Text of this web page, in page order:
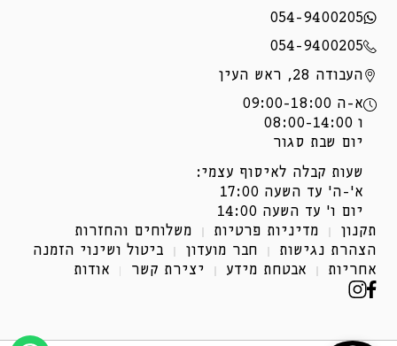
תקנון מדיניות פרטיות
משלוחים והחזרות
הצהרת נגישות
חבר מועדון
ביטול ושינוי הזמנה
אחריות
אבטחת מידע יצירת קשר אודות
פייסבוק
אינסטגרם
054-9400205
054-9400205
העבודה 28, ראש העין
א-ה 09:00-18:00
ו 08:00-14:00
יום שבת סגור
שעות קבלה לאיסוף עצמי:
א'-ה' עד השעה 17:00
יום ו' עד השעה 14:00